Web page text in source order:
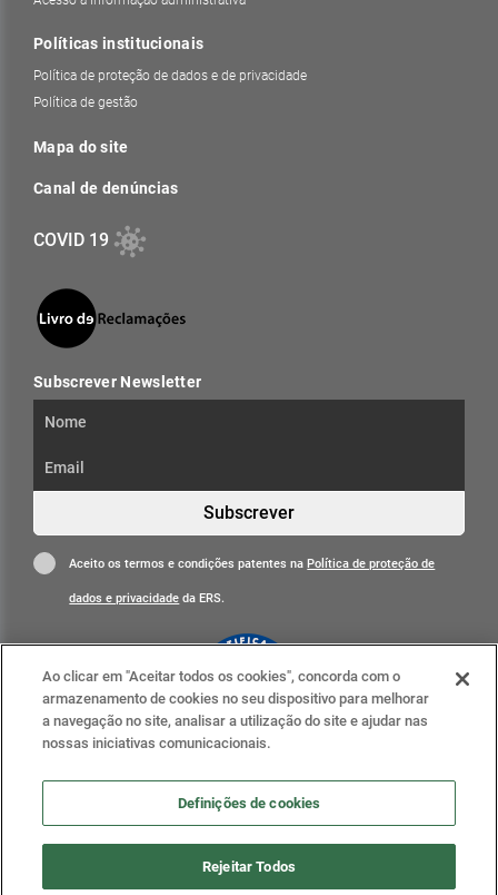
Políticas institucionais
Política de proteção de dados e de privacidade
Política de gestão
Mapa do site
Canal de denúncias
COVID 19
Subscrever Newsletter
Subscrever
Aceito os termos e condições patentes naPolítica de proteção de
dados e privacidade da ERS.
Clique para mais informações
ERS nas redes sociais
Ao clicar em "Aceitar todos os cookies", concorda com o
armazenamento de cookies no seu dispositivo para melhorar
a navegação no site, analisar a utilização do site e ajudar nas
nossas iniciativas comunicacionais.
Definições de cookies
Rejeitar Todos